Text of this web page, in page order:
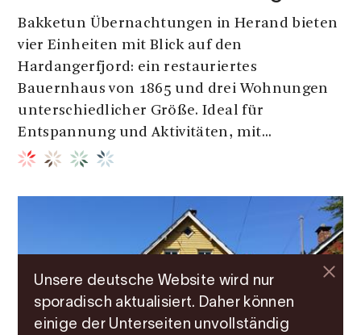
Bakketun Übernachtungen in Herand bieten
vier Einheiten mit Blick auf den
Hardangerfjord: ein restauriertes
Bauernhaus von 1865 und drei Wohnungen
unterschiedlicher Größe. Ideal für
Entspannung und Aktivitäten, mit...
Unsere deutsche Website wird nur
sporadisch aktualisiert. Daher können
einige der Unterseiten unvollständig